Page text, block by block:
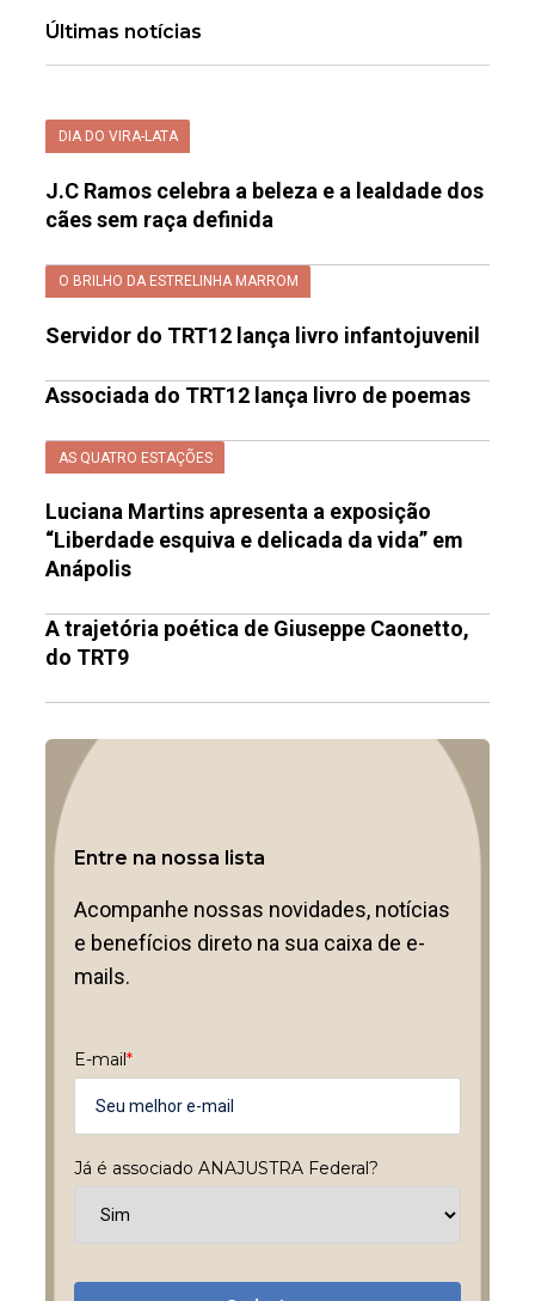
Últimas notícias
DIA DO VIRA-LATA
J.C Ramos celebra a beleza e a lealdade dos
cães sem raça definida
O BRILHO DA ESTRELINHA MARROM
Servidor do TRT12 lança livro infantojuvenil
Associada do TRT12 lança livro de poemas
AS QUATRO ESTAÇÕES
Luciana Martins apresenta a exposição
“Liberdade esquiva e delicada da vida” em
Anápolis
A trajetória poética de Giuseppe Caonetto,
do TRT9
Entre na nossa lista
Acompanhe nossas novidades, notícias
e benefícios direto na sua caixa de e-
mails.
E-mail *
Já é associado ANAJUSTRA Federal?